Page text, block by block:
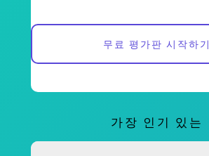
무료 평가판 시작하기
가장 인기 있는